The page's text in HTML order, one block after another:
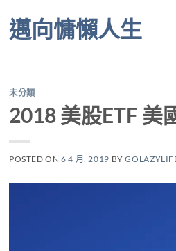
邁向慵懶人生
未分類
2018 美股ETF 美
POSTED ON6 4 月, 2019 BY